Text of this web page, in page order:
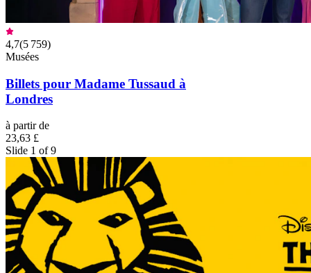
4,7(5 759)
Musées
Billets pour Madame Tussaud à
Londres
à partir de
23,63 £
Slide 1 of 9